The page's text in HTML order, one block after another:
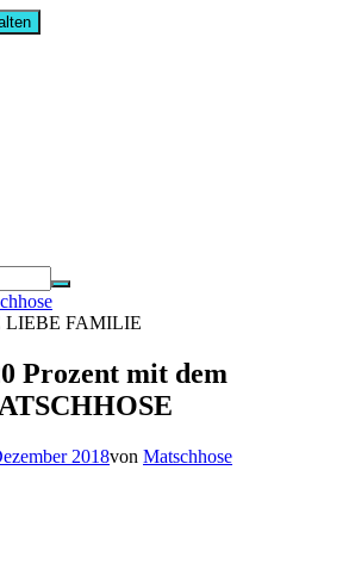
LIEBE FAMILIE
Prozent mit dem
2018von Matschhose